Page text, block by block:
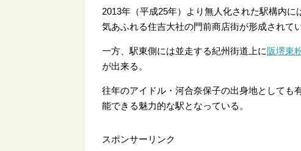
2013年（平成25年）より無人化された駅構内
気あふれる住吉大社の門前商店街が形成されてい
一方、駅東側には並走する紀州街道上に阪堺東
が出来る。
往年のアイドル・河合奈保子の出身地としても
能できる魅力的な駅となっている。
スポンサーリンク